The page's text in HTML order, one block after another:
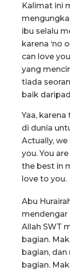
Kalimat ini
ibu selalu
karena ‘no
can love
yang
tiada
baik
Yaa,
di dunia
Actually, we
you. You
the best in
love to you.
Abu
mendengar
Allah SWT
bagian.
bagian,
bagian.